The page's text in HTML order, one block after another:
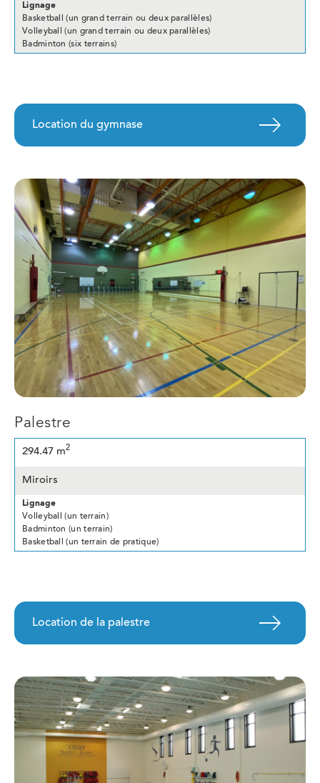
Lignage
Basketball (un grand terrain ou deux parallèles)
Volleyball (un grand terrain ou deux parallèles)
Badminton (six terrains)
Location du gymnase
Palestre
294.47 m2
Miroirs
Lignage
Volleyball (un terrain)
Badminton (un terrain)
Basketball (un terrain de pratique)
Location de la palestre